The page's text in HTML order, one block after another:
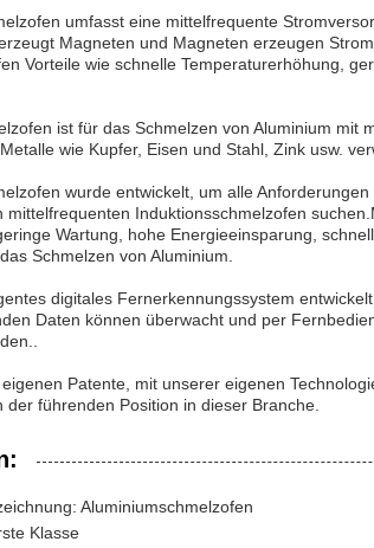
umfasst eine mittelfrequente
Magneten und Magneten erzeugen
Vorteile wie schnelle Temperaturerhöhung,
ist für das Schmelzen von Aluminium
wie Kupfer, Eisen und Stahl, Zink usw.
wurde entwickelt, um alle
mittelfrequenten Induktionsschmelzofen
Wartung, hohe Energieeinsparung,
Schmelzen von Aluminium.
digitales Fernerkennungssystem
Daten können überwacht und per
Patente, mit unserer eigenen
der führenden Position in dieser Branche.
Aluminiumschmelzofen
Klasse